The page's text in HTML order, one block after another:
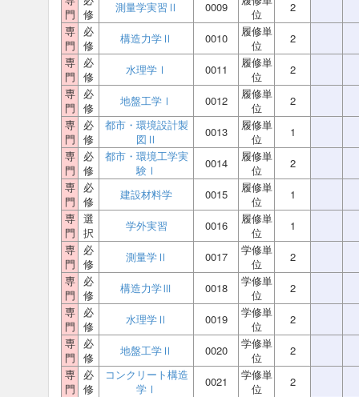
門 修
測量学実習Ⅱ 0009
位
2
専
門
必
修
構造力学Ⅱ 0010
履修単
位
2
専
門
必
修
水理学Ⅰ 0011
履修単
位
2
専
門
必
修
地盤工学Ⅰ 0012
履修単
位
2
専
門
必
修
都市・環境設計製
図Ⅱ
0013
履修単
位
1
専
門
必
修
都市・環境工学実
験Ⅰ
0014
履修単
位
2
専
門
必
修
建設材料学 0015
履修単
位
1
専
門
選
択
学外実習 0016
履修単
位
1
専
門
必
修
測量学Ⅱ 0017
学修単
位
2
専
門
必
修
構造力学Ⅲ 0018
学修単
位
2
専
門
必
修
水理学Ⅱ 0019
学修単
位
2
専
門
必
修
地盤工学Ⅱ 0020
学修単
位
2
専
門
必
修
コンクリート構造
学Ⅰ
0021
学修単
位
2